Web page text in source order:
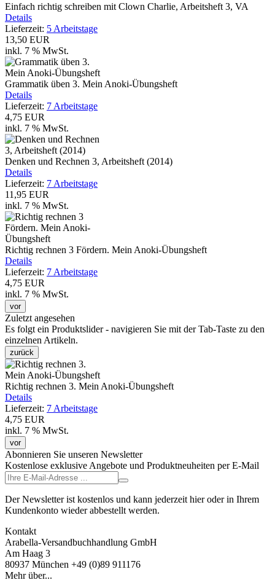
Einfach richtig schreiben mit Clown Charlie, Arbeitsheft 3, VA
Details
Lieferzeit: 5 Arbeitstage
13,50 EUR
inkl. 7 % MwSt.
Grammatik üben 3. Mein Anoki-Übungsheft
Details
Lieferzeit: 7 Arbeitstage
4,75 EUR
inkl. 7 % MwSt.
Denken und Rechnen 3, Arbeitsheft (2014)
Details
Lieferzeit: 7 Arbeitstage
11,95 EUR
inkl. 7 % MwSt.
Richtig rechnen 3 Fördern. Mein Anoki-Übungsheft
Details
Lieferzeit: 7 Arbeitstage
4,75 EUR
inkl. 7 % MwSt.
vor
Zuletzt angesehen
Es folgt ein Produktslider - navigieren Sie mit der Tab-Taste zu den
einzelnen Artikeln.
zurück
Richtig rechnen 3. Mein Anoki-Übungsheft
Details
Lieferzeit: 7 Arbeitstage
4,75 EUR
inkl. 7 % MwSt.
vor
Abonnieren Sie unseren Newsletter
Kostenlose exklusive Angebote und Produktneuheiten per E-Mail
Der Newsletter ist kostenlos und kann jederzeit hier oder in Ihrem
Kundenkonto wieder abbestellt werden.
Kontakt
Arabella-Versandbuchhandlung GmbH
Am Haag 3
80937 München +49 (0)89 911176
Mehr über...